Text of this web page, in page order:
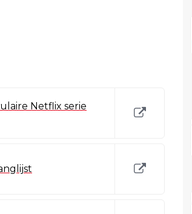
Netflix serie